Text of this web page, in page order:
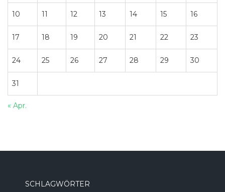
10 11 12 13 14 15 16
17 18 19 20 21 22 23
24 25 26 27 28 29 30
31
« Apr.
SCHLAGWÖRTER